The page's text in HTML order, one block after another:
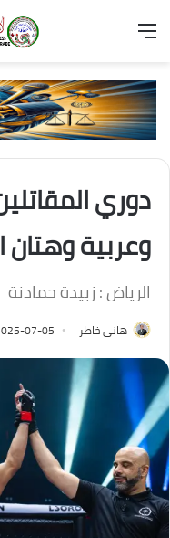
القائمة
دوري
وعربية وهتان
الرياض : زبيدة حمادنة
هانى خاطر 07-05